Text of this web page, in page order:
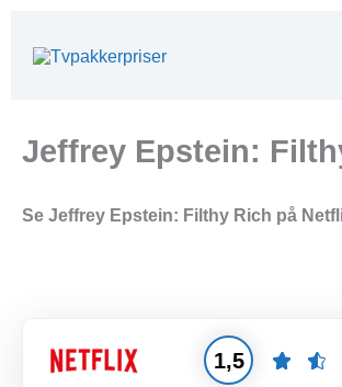
Jeffrey Epstein:
Se Jeffrey Epstein: Filthy Rich på
1,5